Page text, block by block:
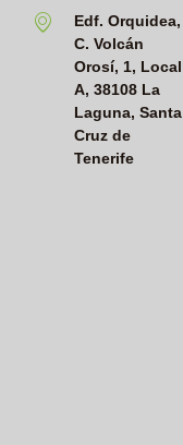
Edf. Orquidea,
C. Volcán
Orosí, 1, Local
A, 38108 La
Laguna, Santa
Cruz de
Tenerife